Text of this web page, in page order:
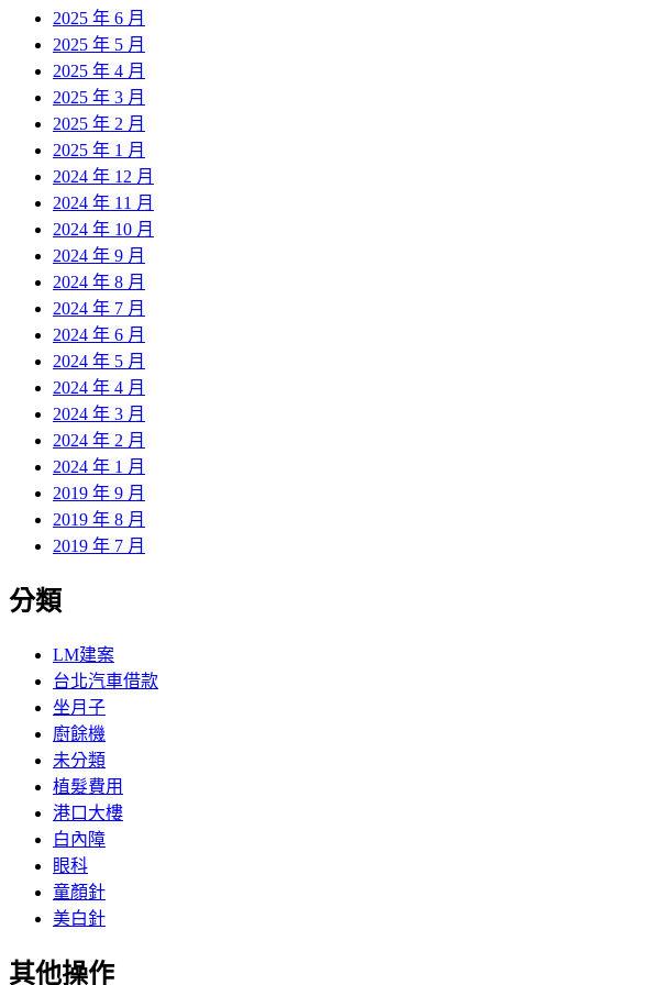
2025 年 6 月
2025 年 5 月
2025 年 4 月
2025 年 3 月
2025 年 2 月
2025 年 1 月
2024 年 12 月
2024 年 11 月
2024 年 10 月
2024 年 9 月
2024 年 8 月
2024 年 7 月
2024 年 6 月
2024 年 5 月
2024 年 4 月
2024 年 3 月
2024 年 2 月
2024 年 1 月
2019 年 9 月
2019 年 8 月
2019 年 7 月
分類
LM建案
台北汽車借款
坐月子
廚餘機
未分類
植髮費用
港口大樓
白內障
眼科
童顏針
美白針
其他操作